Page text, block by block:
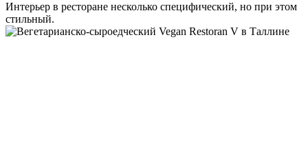
Интерьер в ресторане несколько специфический, но при этом
стильный.